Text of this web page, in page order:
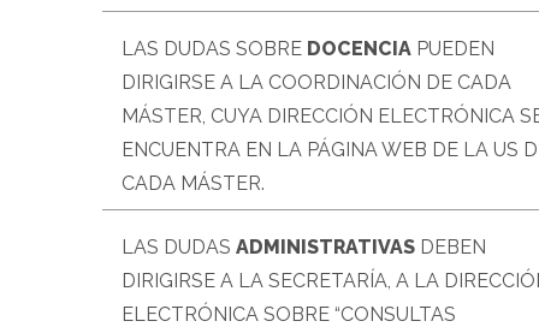
LAS DUDAS SOBRE DOCENCIA PUEDEN
DIRIGIRSE A LA COORDINACIÓN DE CADA
MÁSTER, CUYA DIRECCIÓN ELECTRÓNICA
ENCUENTRA EN LA PÁGINA WEB DE LA US
CADA MÁSTER.
LAS DUDAS ADMINISTRATIVAS DEBEN
DIRIGIRSE A LA SECRETARÍA, A LA
ELECTRÓNICA SOBRE “CONSULTAS